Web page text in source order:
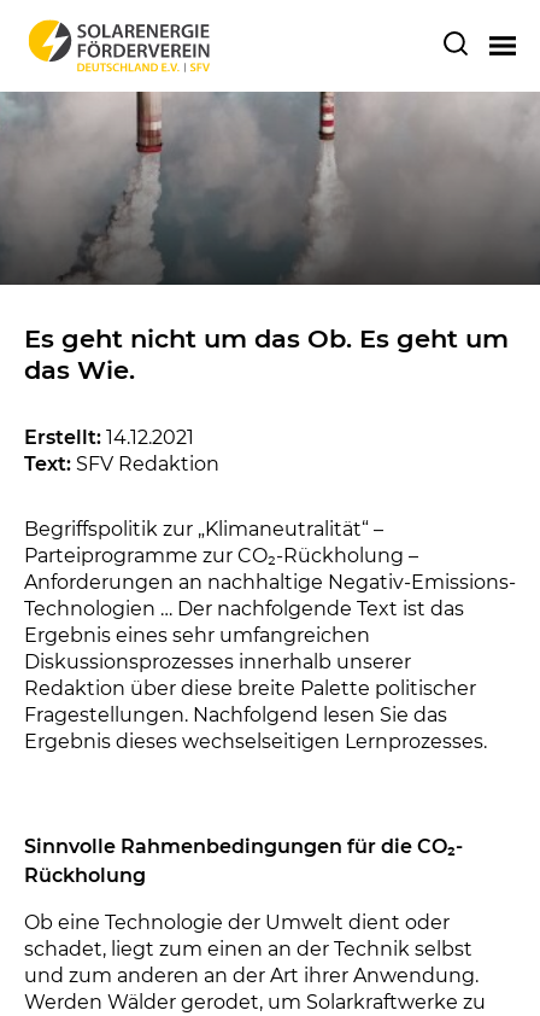
Es geht nicht um das Ob. Es geht um
das Wie.
Erstellt: 14.12.2021
Text: SFV Redaktion
Begriffspolitik zur „Klimaneutralität“ –
Parteiprogramme zur CO₂-Rückholung –
Anforderungen an nachhaltige Negativ-Emissions-
Technologien … Der nachfolgende Text ist das
Ergebnis eines sehr umfangreichen
Diskussionsprozesses innerhalb unserer
Redaktion über diese breite Palette politischer
Fragestellungen. Nachfolgend lesen Sie das
Ergebnis dieses wechselseitigen Lernprozesses.
Sinnvolle Rahmenbedingungen für die CO₂-
Rückholung
Ob eine Technologie der Umwelt dient oder
schadet, liegt zum einen an der Technik selbst
und zum anderen an der Art ihrer Anwendung.
Werden Wälder gerodet, um Solarkraftwerke zu